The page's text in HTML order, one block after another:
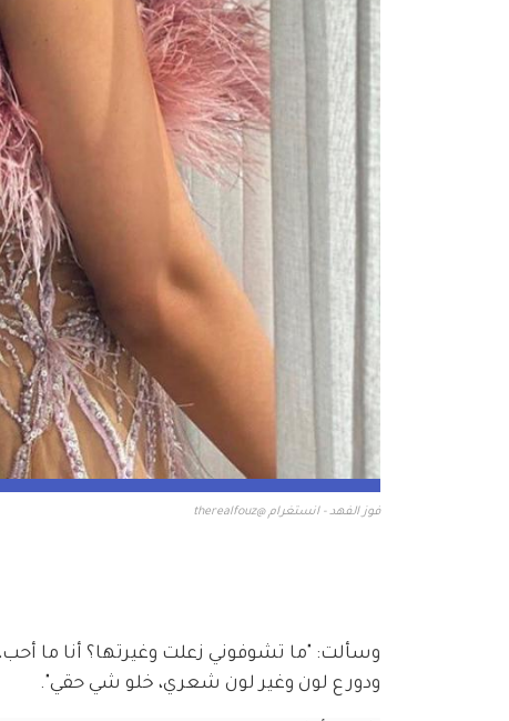
فوز الفهد - انستغرام @therealfouz
وسألت: "ما تشوفوني زعلت وغيرتها؟ أنا ما
ودور ع لون وغير لون شعري، خلو شي حقي".